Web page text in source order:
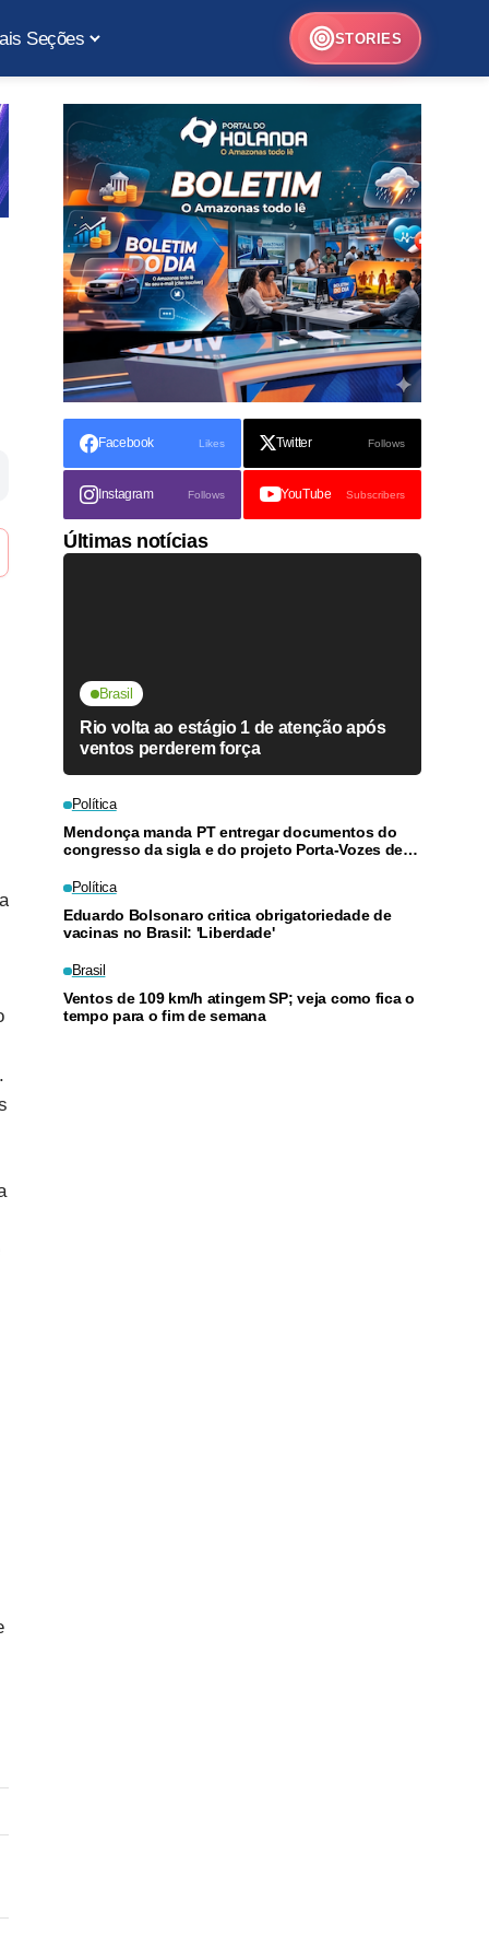
Seções STORIES
Facebook Likes Twitter Follows
Instagram Follows YouTube Subscribers
Últimas notícias
Brasil
Rio volta ao estágio 1 de atenção após
ventos perderem força
Política
Mendonça manda PT entregar documentos do
congresso da sigla e do projeto Porta-Vozes de
Política
Eduardo Bolsonaro critica obrigatoriedade de
vacinas no Brasil: 'Liberdade'
Brasil
Ventos de 109 km/h atingem SP; veja como fica o
tempo para o fim de semana